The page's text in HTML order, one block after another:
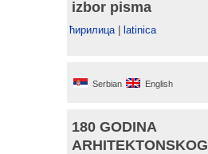
izbor pisma
ћирилица| latinica
Serbian English
180 GODINA
ARHITEKTONSKOG